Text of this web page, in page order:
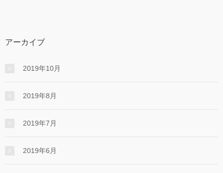
アーカイブ
2019年10月
2019年8月
2019年7月
2019年6月